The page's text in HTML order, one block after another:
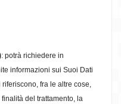
: potrà richiedere in
informazioni sui Suoi Dati
fra le altre cose,
del trattamento, la